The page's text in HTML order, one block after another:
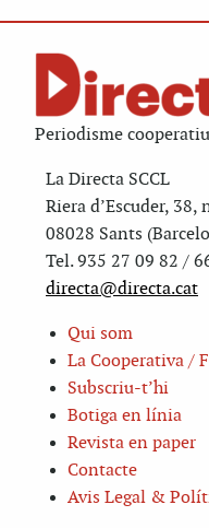
Periodisme
La Directa SCCL
Riera d’Escuder, 38,
08028 Sants
Tel. 935 27 09 82 /
directa@directa.cat
Qui som
La Cooperativa /
Subscriu-t’hi
Botiga en línia
Revista en paper
Contacte
Avis Legal &